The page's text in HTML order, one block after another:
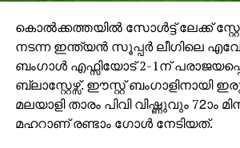
കൊല്‍ക്കത്തയില്‍ സോള്‍ട്ട് ലേക്ക്
നടന്ന ഇന്ത്യന്‍ സൂപ്പര്‍ ലീഗിലെ എവേ
ബംഗാള്‍ എഫ്സിയോട് 2-1ന്
ബ്ലാസ്റ്റേഴ്സ്. ഈസ്റ്റ് ബംഗാളിനായി
മലയാളി താരം പിവി വിഷ്ണുവും 72ാം
മഹറാണ് രണ്ടാം ഗോള്‍ നേടിയത്.